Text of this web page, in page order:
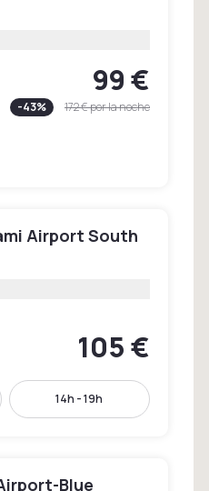
99 €
-43% 172 €por la noche
Airport South
105 €
14h - 19h
Blue